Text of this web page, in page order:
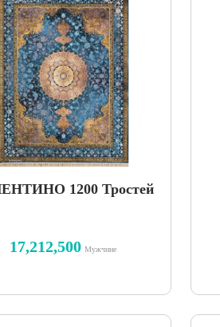
1200 Тростей
17,212,500 Мужчине